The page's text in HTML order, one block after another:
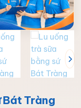
Bát Tràng